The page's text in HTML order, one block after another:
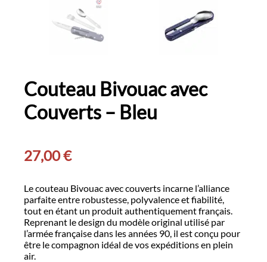
Couteau Bivouac avec
Couverts – Bleu
27,00€
Le couteau Bivouac avec couverts incarne l’alliance
parfaite entre robustesse, polyvalence et fiabilité,
tout en étant un produit authentiquement français.
Reprenant le design du modèle original utilisé par
l’armée française dans les années 90, il est conçu pour
être le compagnon idéal de vos expéditions en plein
air.